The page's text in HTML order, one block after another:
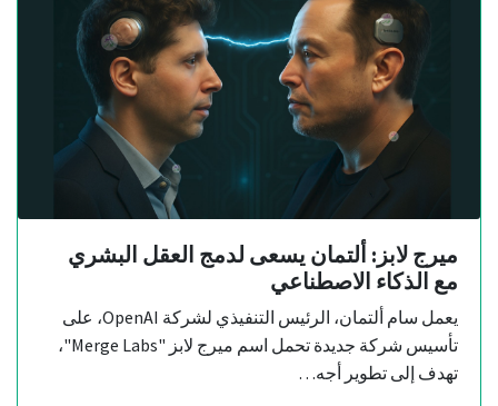
ميرج لابز: ألتمان يسعى لدمج العقل البشري
مع الذكاء الاصطناعي
يعمل سام ألتمان، الرئيس التنفيذي لشركة OpenAI، على
تأسيس شركة جديدة تحمل اسم ميرج لابز "Merge Labs"،
تهدف إلى تطوير أجه…